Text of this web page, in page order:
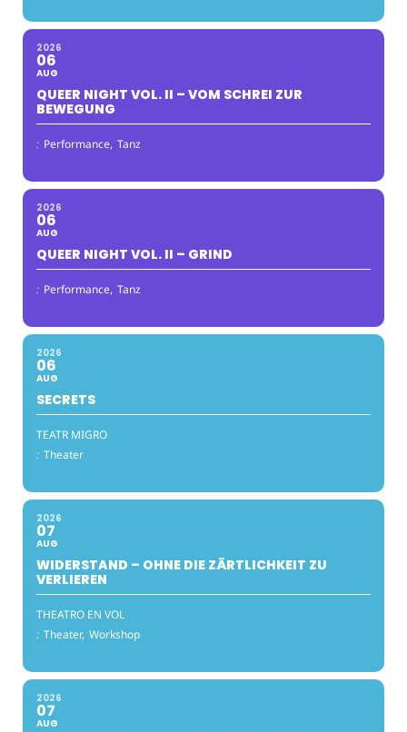
2026
06
AUG
QUEER NIGHT VOL. II – VOM SCHREI ZUR
BEWEGUNG
: Performance, Tanz
2026
06
AUG
QUEER NIGHT VOL. II – GRIND
: Performance, Tanz
2026
06
AUG
SECRETS
TEATR MIGRO
: Theater
2026
07
AUG
WIDERSTAND – OHNE DIE ZÄRTLICHKEIT ZU
VERLIEREN
THEATRO EN VOL
: Theater, Workshop
2026
07
AUG